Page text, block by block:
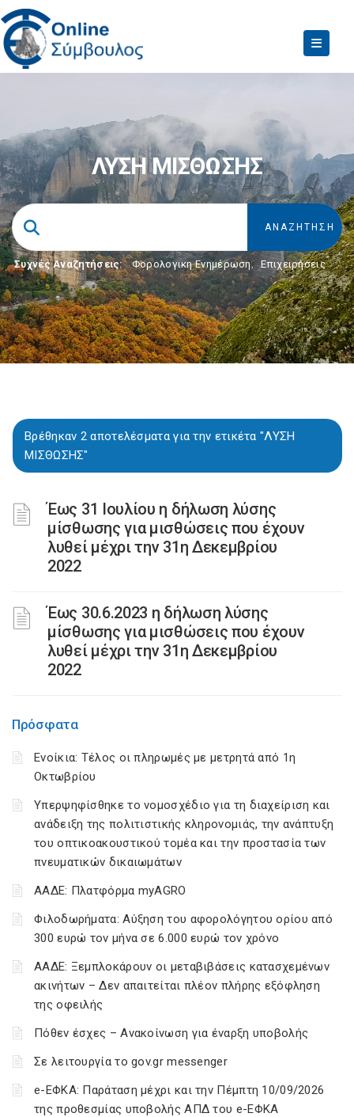
ΛΥΣΗ ΜΙΣΘΩΣΗΣ
Συχνές Αναζητήσεις: Φορολογικη Ενημέρωση, Επιχειρήσεις
Βρέθηκαν 2 αποτελέσματα για την ετικέτα "ΛΥΣΗ
ΜΙΣΘΩΣΗΣ"
Έως 31 Ιουλίου η δήλωση λύσης
μίσθωσης για μισθώσεις που έχουν
λυθεί μέχρι την 31η Δεκεμβρίου
2022
Έως 30.6.2023 η δήλωση λύσης
μίσθωσης για μισθώσεις που έχουν
λυθεί μέχρι την 31η Δεκεμβρίου
2022
Πρόσφατα
Ενοίκια: Τέλος οι πληρωμές με μετρητά από 1η
Οκτωβρίου
Υπερψηφίσθηκε το νομοσχέδιο για τη διαχείριση και
ανάδειξη της πολιτιστικής κληρονομιάς, την ανάπτυξη
του οπτικοακουστικού τομέα και την προστασία των
πνευματικών δικαιωμάτων
ΑΑΔΕ: Πλατφόρμα myAGRO
Φιλοδωρήματα: Αύξηση του αφορολόγητου ορίου από
300 ευρώ τον μήνα σε 6.000 ευρώ τον χρόνο
ΑΑΔΕ: Ξεμπλοκάρουν οι μεταβιβάσεις κατασχεμένων
ακινήτων – Δεν απαιτείται πλέον πλήρης εξόφληση
της οφειλής
Πόθεν έσχες – Ανακοίνωση για έναρξη υποβολής
Σε λειτουργία το gov.gr messenger
e-ΕΦΚΑ: Παράταση μέχρι και την Πέμπτη 10/09/2026
της προθεσμίας υποβολής ΑΠΔ του e-ΕΦΚΑ